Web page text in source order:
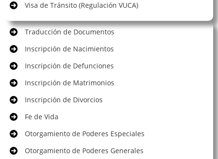
Visa de Tránsito (Regulación VUCA)
Traducción de Documentos
Inscripción de Nacimientos
Inscripción de Defunciones
Inscripción de Matrimonios
Inscripción de Divorcios
Fe de Vida
Otorgamiento de Poderes Especiales
Otorgamiento de Poderes Generales